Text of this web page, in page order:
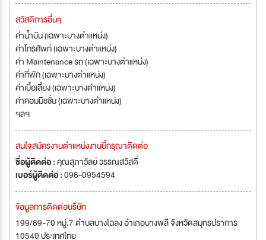
สวัสดิการอื่นๆ
ค่าน้ำมัน (เฉพาะบางตำแหน่ง)
ค่าโทรศัพท์ (เฉพาะบางตำแหน่ง)
ค่า Maintenance รถ (เฉพาะบางตำแหน่ง)
ค่าที่พัก (เฉพาะบางตำแหน่ง)
ค่าเบี้ยเลี้ยง (เฉพาะบางตำแหน่ง)
ค่าคอมมิชชั่น (เฉพาะบางตำแหน่ง)
ฯลฯ
สนใจสมัครงานตำแหน่งงานนี้กรุณาติดต่อ
ชื่อผู้ติดต่อ :คุณสุภาวัลย์ วรรณสวัสดิ์
เบอร์ผู้ติดต่อ :096-0954594
ข้อมูลการติดต่อบริษัท
199/69-70 หมู่.7 ตำบลบางโฉลง อำเภอบางพลี จังหวัดสมุทรปราการ
10540 ประเทศไทย